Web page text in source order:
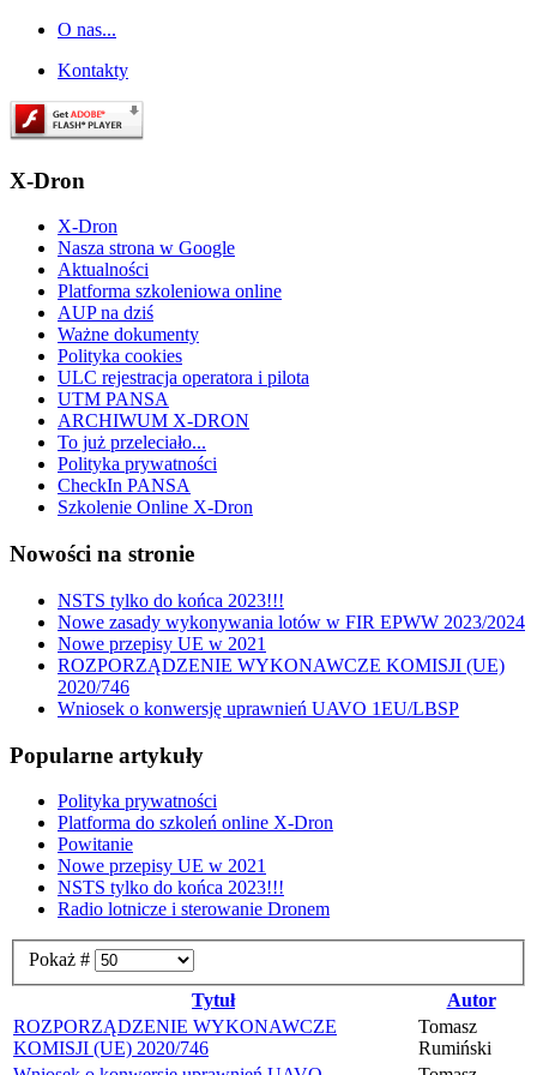
O nas...
Kontakty
X-Dron
X-Dron
Nasza strona w Google
Aktualności
Platforma szkoleniowa online
AUP na dziś
Ważne dokumenty
Polityka cookies
ULC rejestracja operatora i pilota
UTM PANSA
ARCHIWUM X-DRON
To już przeleciało...
Polityka prywatności
CheckIn PANSA
Szkolenie Online X-Dron
Nowości na stronie
NSTS tylko do końca 2023!!!
Nowe zasady wykonywania lotów w FIR EPWW 2023/2024
Nowe przepisy UE w 2021
ROZPORZĄDZENIE WYKONAWCZE KOMISJI (UE)
2020/746
Wniosek o konwersję uprawnień UAVO 1EU/LBSP
Popularne artykuły
Polityka prywatności
Platforma do szkoleń online X-Dron
Powitanie
Nowe przepisy UE w 2021
NSTS tylko do końca 2023!!!
Radio lotnicze i sterowanie Dronem
Pokaż #
Tytuł
Autor
ROZPORZĄDZENIE WYKONAWCZE
KOMISJI (UE) 2020/746
Tomasz
Rumiński